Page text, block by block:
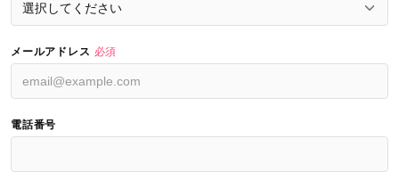
メールアドレス 必須
電話番号